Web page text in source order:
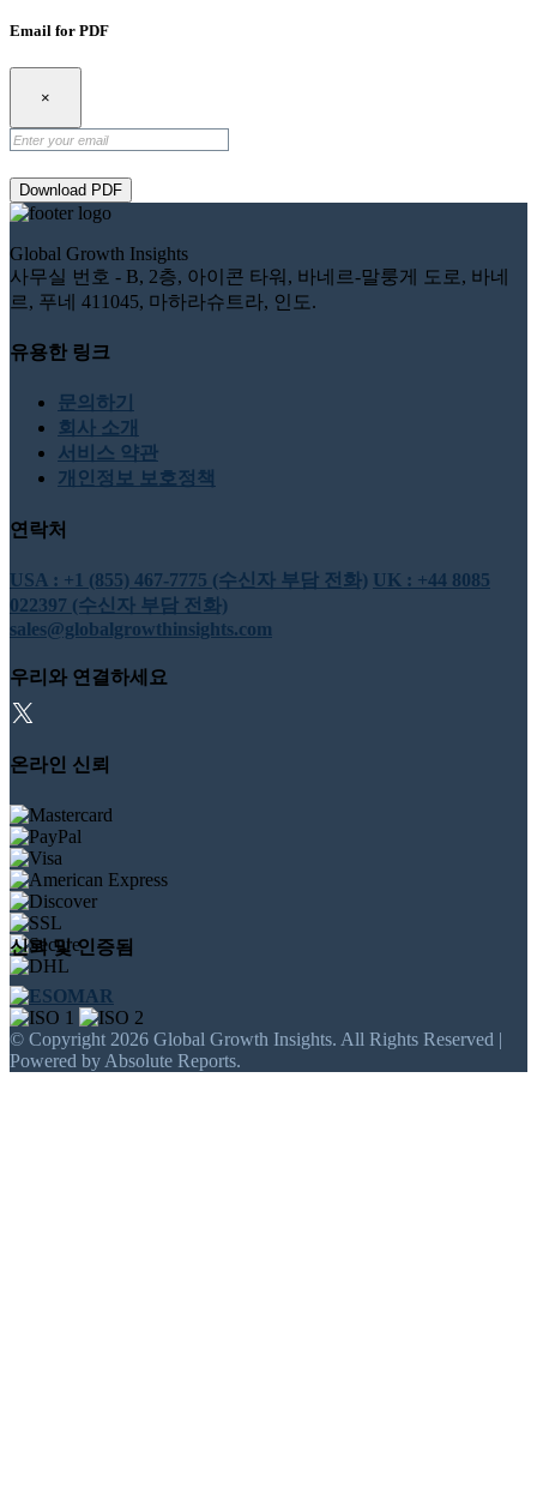
Email for PDF
×
Download PDF
Global Growth Insights
사무실 번호 - B, 2층, 아이콘 타워, 바네르-말룽게 도로, 바네
르, 푸네 411045, 마하라슈트라, 인도.
유용한 링크
문의하기
회사 소개
서비스 약관
개인정보 보호정책
연락처
USA : +1 (855) 467-7775 (수신자 부담 전화) UK : +44 8085
022397 (수신자 부담 전화)
sales@globalgrowthinsights.com
우리와 연결하세요
온라인 신뢰
신뢰 및 인증됨
© Copyright 2026 Global Growth Insights. All Rights Reserved |
Powered by Absolute Reports.